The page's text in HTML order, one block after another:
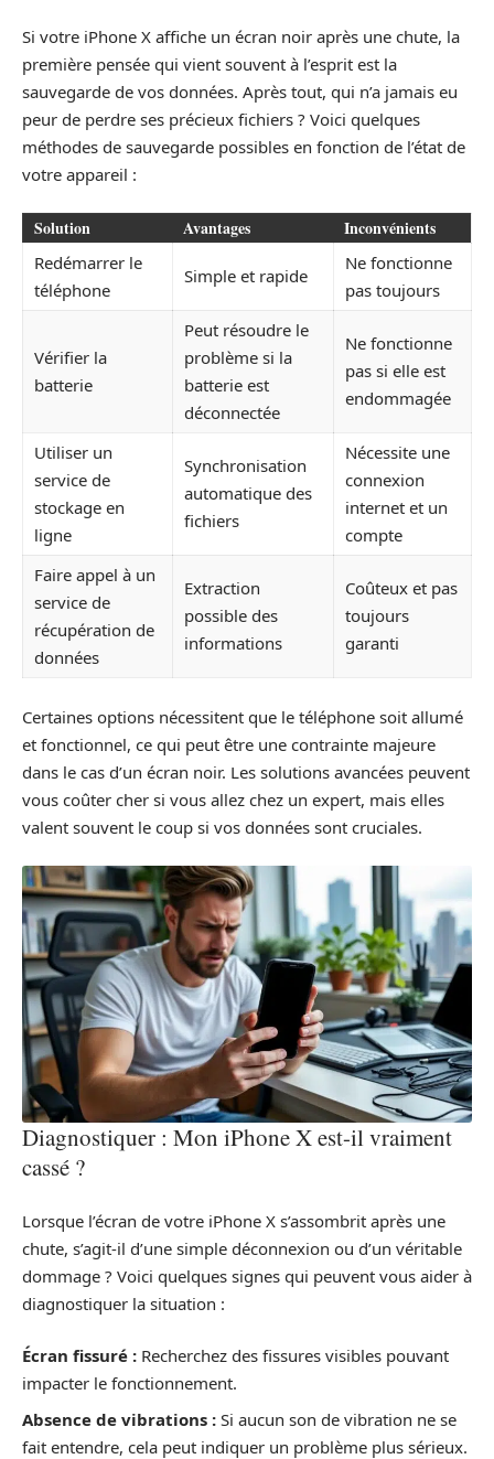
Si votre iPhone X affiche un écran noir après une chute, la
première pensée qui vient souvent à l’esprit est la
sauvegarde de vos données. Après tout, qui n’a jamais eu
peur de perdre ses précieux fichiers ? Voici quelques
méthodes de sauvegarde possibles en fonction de l’état de
votre appareil :
Solution Avantages Inconvénients
Redémarrer le
téléphone
Simple et rapide
Ne fonctionne
pas toujours
Vérifier la
batterie
Peut résoudre le
problème si la
batterie est
déconnectée
Ne fonctionne
pas si elle est
endommagée
Utiliser un
service de
stockage en
ligne
Synchronisation
automatique des
fichiers
Nécessite une
connexion
internet et un
compte
Faire appel à un
service de
récupération de
données
Extraction
possible des
informations
Coûteux et pas
toujours
garanti
Certaines options nécessitent que le téléphone soit allumé
et fonctionnel, ce qui peut être une contrainte majeure
dans le cas d’un écran noir. Les solutions avancées peuvent
vous coûter cher si vous allez chez un expert, mais elles
valent souvent le coup si vos données sont cruciales.
Diagnostiquer : Mon iPhone X est-il vraiment
cassé ?
Lorsque l’écran de votre iPhone X s’assombrit après une
chute, s’agit-il d’une simple déconnexion ou d’un véritable
dommage ? Voici quelques signes qui peuvent vous aider à
diagnostiquer la situation :
Écran fissuré : Recherchez des fissures visibles pouvant
impacter le fonctionnement.
Absence de vibrations : Si aucun son de vibration ne se
fait entendre, cela peut indiquer un problème plus sérieux.